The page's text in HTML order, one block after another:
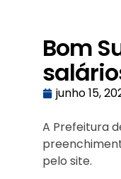
Bom
junho 15,
A Prefeitura
pelo site.